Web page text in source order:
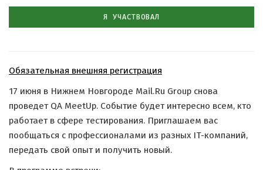
Я УЧАСТВОВАЛ
Обязательная внешняя регистрация
17 июня в Нижнем Новгороде Mail.Ru Group снова
проведет QA MeetUp. Событие будет интересно всем, кто
работает в сфере тестирования. Приглашаем вас
пообщаться с профессионалами из разных IT-компаний,
передать свой опыт и получить новый.